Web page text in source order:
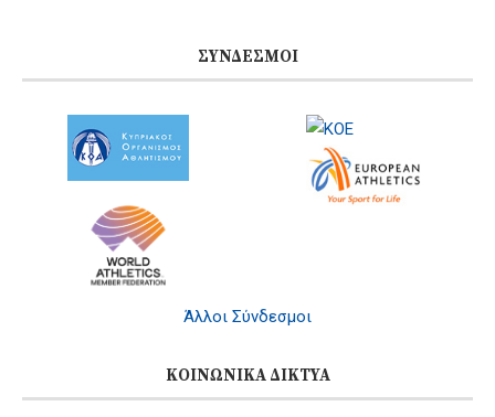
ΣΎΝΔΕΣΜΟΙ
Άλλοι Σύνδεσμοι
ΚΟΙΝΩΝΙΚΆ ΔΊΚΤΥΑ